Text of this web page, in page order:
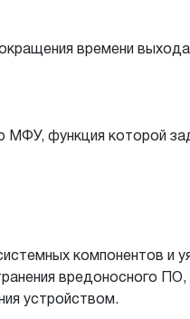
времени
МФУ, функция которой
компонентов и
вредоносного ПО,
устройством.